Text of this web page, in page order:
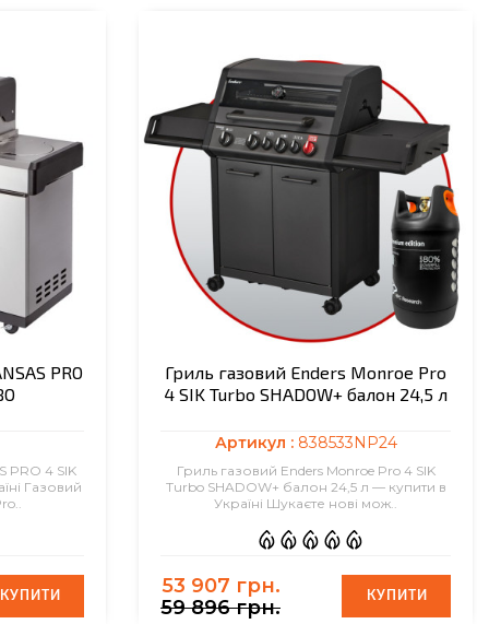
PRO
PRO 4 SIK
Газовий
КУПИТИ
КУПИТИ
Гриль газовий Enders Monroe Pro
4 SIK Turbo SHADOW+ балон 24,5 л
Артикул : 838533NP24
Гриль газовий Enders Monroe Pro 4 SIK
Turbo SHADOW+ балон 24,5 л — купити в
Україні Шукаєте нові мож..
53 907 грн.
59 896 грн.
КУПИТИ
КУПИТИ